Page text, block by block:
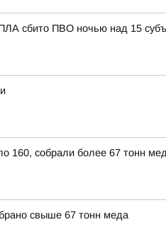
сбито ПВО ночью над 15
160, собрали более 67 тонн
свыше 67 тонн меда